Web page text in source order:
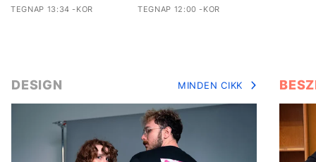
TEGNAP 13:34 -KOR TEGNAP 12:00 -KOR
DESIGN MINDEN CIKK